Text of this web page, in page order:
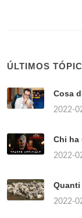
ÚLTIMOS
Cosa
2022-
Chi ha
2022-
Quanti
2022-